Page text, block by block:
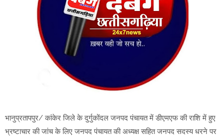
भानुप्रतापपुर/ कांकेर जिले के दुर्गुकोंदल जनपद पंचायत में डीएमएफ की राशि में हुए
भ्रष्टाचार की जांच के लिए जनपद पंचायत की अध्यक्ष सहित जनपद सदस्य धरने पर